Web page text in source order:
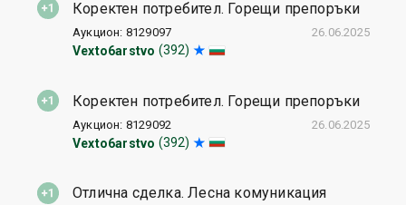
Коректен потребител. Горещи препоръки
Vexto6arstvo (392)
Аукцион: 8129097 26.06.2025
Коректен потребител. Горещи препоръки
Vexto6arstvo (392)
Аукцион: 8129092 26.06.2025
Отлична сделка. Лесна комуникация